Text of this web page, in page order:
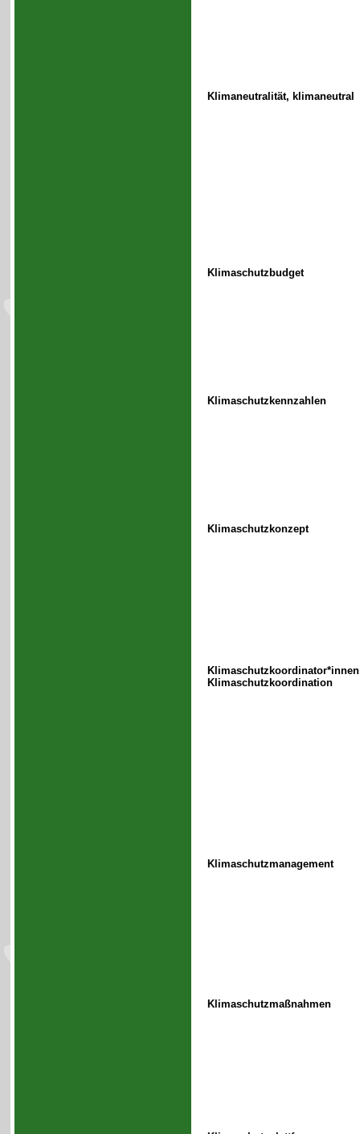
Klimaneutralität, klimaneutral
Klimaschutzbudget
Klimaschutzkennzahlen
Klimaschutzkonzept
Klimaschutzkoordination
Klimaschutzmanagement
Klimaschutzmaßnahmen